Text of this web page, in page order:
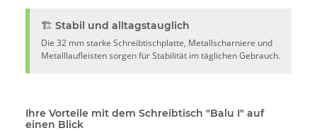
🏗️ Stabil und alltagstauglich
Die 32 mm starke Schreibtischplatte, Metallscharniere und
Metalllaufleisten sorgen für Stabilität im täglichen Gebrauch.
Ihre Vorteile mit dem Schreibtisch "Balu I" auf
einen Blick